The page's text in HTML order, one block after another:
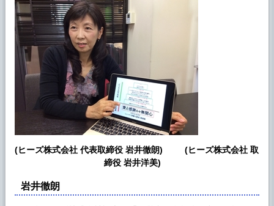
(ヒーズ株式会社 代表取締役 岩井徹朗) (ヒーズ株式会社 取
締役 岩井洋美)
岩井徹朗